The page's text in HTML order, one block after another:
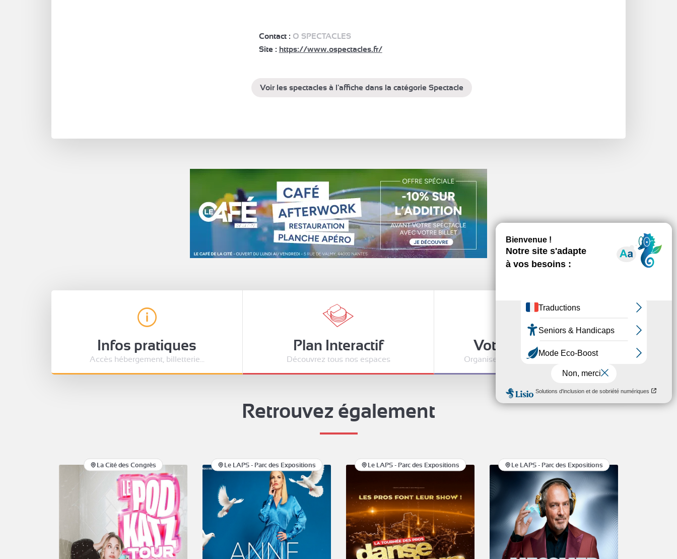
Contact : O SPECTACLES
Site : https://www.ospectacles.fr/
Voir les spectacles à l'affiche dans la catégorie Spectacle
Infos pratiques
Accès hébergement, billetterie...
Plan Interactif
Découvrez tous nos espaces
Votre événement
Organisez votre événement à la Cité
Retrouvez également
La Cité des Congrès Le LAPS - Parc des Expositions Le LAPS - Parc des Expositions Le LAPS - Parc des Expositions